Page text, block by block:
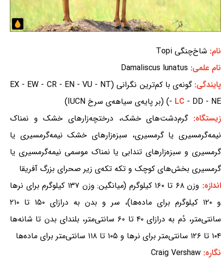
نام: شاخ‌چنگی Topi
نام علمی: Damaliscus lunatus
پایندگی:
گونه‌ی با کم‌ترین نگرانی (EX - EW - CR - EN - VU - NT
- LC - DD - NE) (بر پایه‌ی سیاهه‌ی سرخ IUCN)
زیستگاه:گرم‌دشت‌های خشک، درختچه‌زارهای خشک و نمناک
نیمه‌گرمسیری یا گرمسیری، سبزه‌زارهای خشک نیمه‌گرمسیری یا
گرمسیری و سبزه‌زارهای تندابی یا نمناک موسمی نیمه‌گرمسیری یا
گرمسیری بخش‌های کوچک و تکه تکه‌ی زیر صحرای بزرگ آفریقا
اندازه:
وزن ۶۸ تا ۱۶۰ کیلوگرم (میانگین: وزن ۱۳۷ کیلوگرم برای نرها
و ۱۲۰ کیلوگرم برای ماده‌ها)، سر و بدن به درازای ۱۵۰ تا ۲۱۰
سانتی‌متر، دُم به درازای ۴۰ تا ۶۰ سانتی‌متر، بلندای بدن تا شانه‌ها
۱۰۴ تا ۱۲۶ سانتی‌متر برای نرها و ۱۰۵ تا ۱۱۸ سانتی‌متر برای ماده‌ها
نگاره: Craig Vershaw